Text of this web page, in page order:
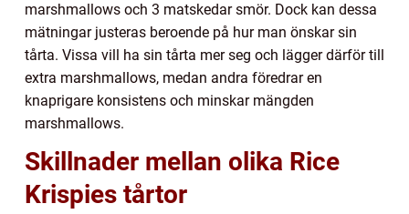
marshmallows och 3 matskedar smör. Dock kan dessa
mätningar justeras beroende på hur man önskar sin
tårta. Vissa vill ha sin tårta mer seg och lägger därför till
extra marshmallows, medan andra föredrar en
knaprigare konsistens och minskar mängden
marshmallows.
Skillnader mellan olika Rice
Krispies tårtor